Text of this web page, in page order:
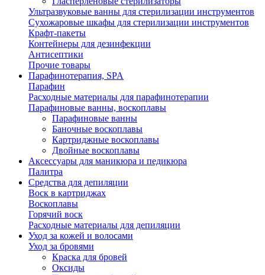
Ультразвуковые ванны для стерилизации инструментов
Сухожаровые шкафы для стерилизации инструментов
Крафт-пакеты
Контейнеры для дезинфекции
Антисептики
Прочие товары
Парафинотерапия, SPA
Парафин
Расходные материалы для парафинотерапии
Парафиновые ванны, воскоплавы
Парафиновые ванны
Баночные воскоплавы
Картриджные воскоплавы
Двойные воскоплавы
Аксессуары для маникюра и педикюра
Палитра
Средства для депиляции
Воск в картриджах
Воскоплавы
Горячий воск
Расходные материалы для депиляции
Уход за кожей и волосами
Уход за бровями
Краска для бровей
Оксиды